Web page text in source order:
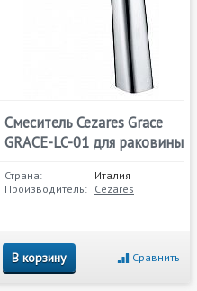
Смеситель Cezares Grace
GRACE-LC-01 для раковины
Страна:
Италия
Производитель: Cezares
В корзину Сравнить